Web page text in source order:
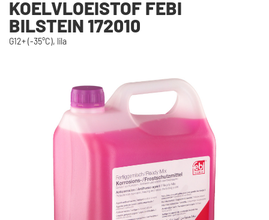
KOELVLOEISTOF FEBI
BILSTEIN 172010
G12+ (-35°C), lila